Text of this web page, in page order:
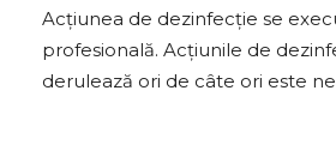
Acțiunea de dezinfecție se
profesională. Acțiunile de
derulează ori de câte ori este